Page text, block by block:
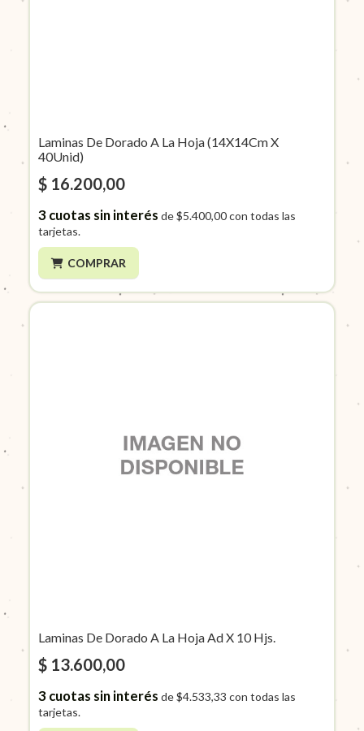
Laminas De Dorado A La Hoja (14X14Cm X
40Unid)
$ 16.200,00
3cuotas sin interés de$5.400,00con todas las
tarjetas.
COMPRAR
Laminas De Dorado A La Hoja Ad X 10 Hjs.
$ 13.600,00
3cuotas sin interés de$4.533,33 con todas las
tarjetas.